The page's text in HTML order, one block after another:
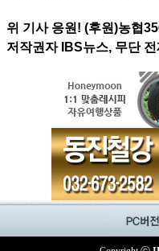
위 기사 응원! (후원)농협
저작권자 IBS뉴스, 무단 전